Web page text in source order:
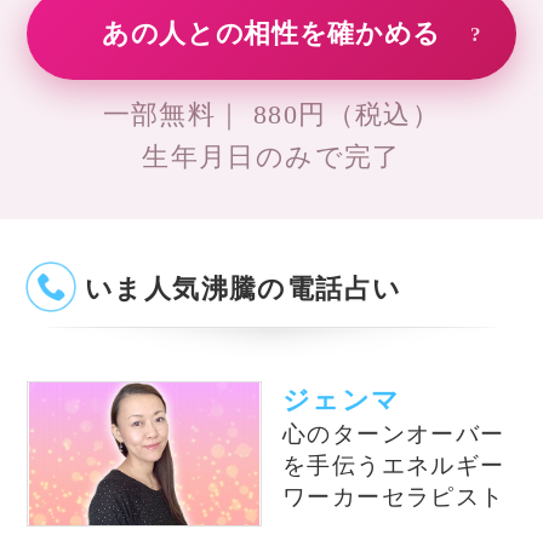
Dr.ｺﾊﾟ
風水師です
【電話占い】電話とメール
鑑定のウラナ
占い一筋20年の実績と信
頼！電話占いシェリール